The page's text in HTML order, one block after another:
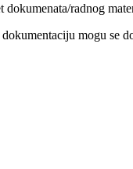
dokumenata/radnog
mogu